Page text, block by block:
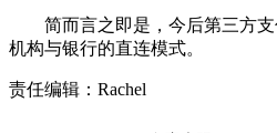
简而言之即是，今后第三方支
机构与银行的直连模式。
责任编辑：Rachel